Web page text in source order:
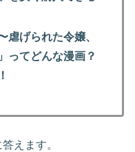
虐げられた令嬢、
ってどんな漫画？
えます。